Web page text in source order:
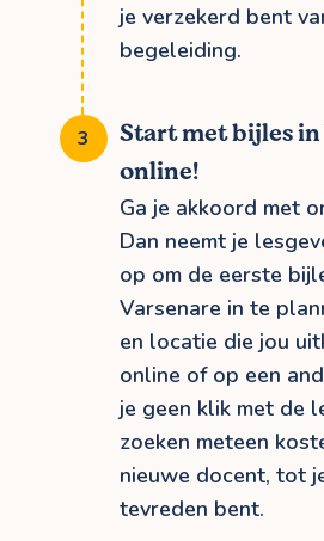
je verzekerd bent
begeleiding.
Start met bijles in
online!
Ga je akkoord met
Dan neemt je
op om de eerste
Varsenare in te
en locatie die jou
online of op een
je geen klik met de
zoeken meteen
nieuwe docent, tot
tevreden bent.